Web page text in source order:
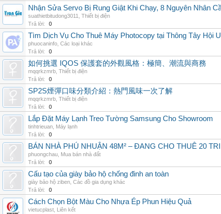
Nhận Sửa Servo Bị Rung Giật Khi Chạy, 8 Nguyên Nhân
suathietbitudong3011
Thiết bị điện
Trả lời:
0
Tìm Dịch Vụ Cho Thuê Máy Photocopy tại Thông Tây Hội
phuocaninfo Các loại khác
Trả lời:
0
如何挑選 IQOS 保護套的外觀風格：極簡、潮流與商務
mqqrkzmrb Thiết bị điện
Trả lời:
0
SP2S煙彈口味分類介紹：熱門風味一次了解
mqqrkzmrb Thiết bị điện
Trả lời:
0
Lắp Đặt Máy Lạnh Treo Tường Samsung Cho Showroom
tinhtrieuan Máy lạnh
Trả lời:
0
BÁN NHÀ PHÚ NHUẬN 48M² – ĐANG CHO THUÊ 20
phuongchau Mua bán nhà đất
Trả lời:
0
Cấu tạo của giày bảo hộ chống đinh an toàn
giày bảo hộ ziben Các đồ gia dụng khác
Trả lời:
0
Cách Chọn Bột Màu Cho Nhựa Ép Phun Hiệu Quả
vietucplast Liên kết